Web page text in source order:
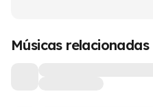
Músicas relacionadas